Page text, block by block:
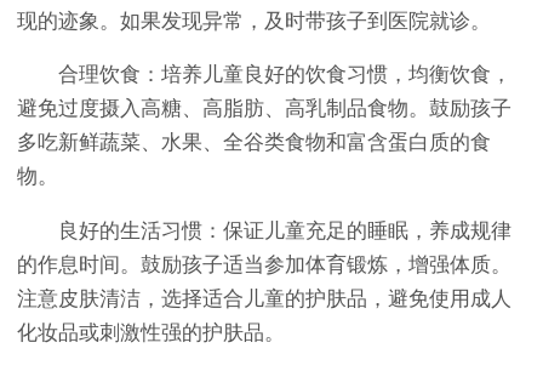
现的迹象。如果发现异常，及时带孩子到医院就诊。
合理饮食：培养儿童良好的饮食习惯，均衡饮食，
避免过度摄入高糖、高脂肪、高乳制品食物。鼓励孩子
多吃新鲜蔬菜、水果、全谷类食物和富含蛋白质的食
物。
良好的生活习惯：保证儿童充足的睡眠，养成规律
的作息时间。鼓励孩子适当参加体育锻炼，增强体质。
注意皮肤清洁，选择适合儿童的护肤品，避免使用成人
化妆品或刺激性强的护肤品。